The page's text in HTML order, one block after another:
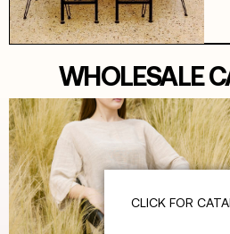
WHOLESALE
CLICK FOR